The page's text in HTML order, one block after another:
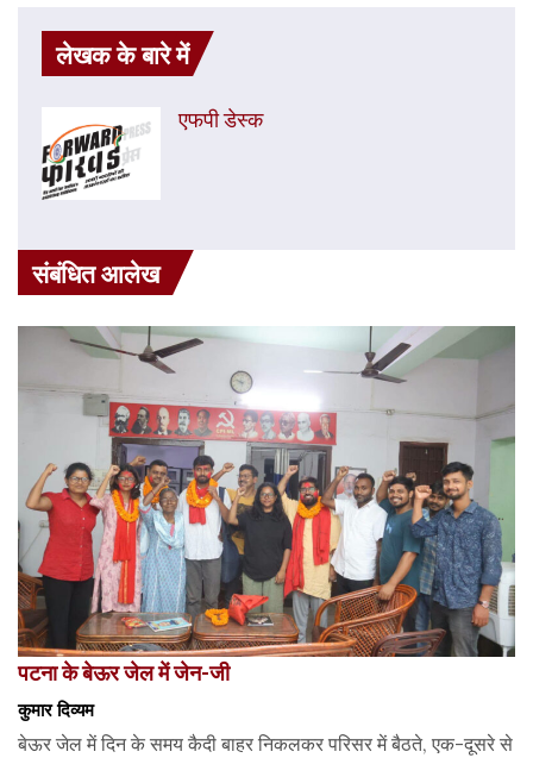
लेखक के बारे में
एफपी डेस्‍क
संबंधित आलेख
पटना के बेऊर जेल में जेन-जी
कुमार दिव्यम
बेऊर जेल में दिन के समय कैदी बाहर निकलकर परिसर में बैठते, एक-दूसरे से